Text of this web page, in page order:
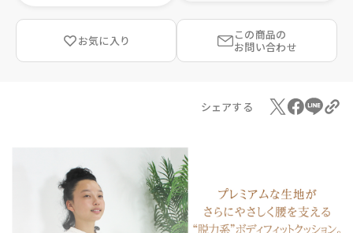
お気に入り
この商品の
お問い合わせ
シェアする